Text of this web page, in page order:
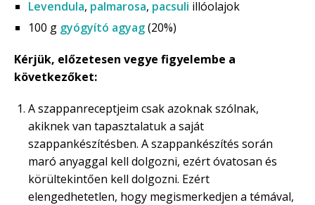
Levendula, palmarosa, pacsuli illóolajok
100 g gyógyító agyag(20%)
Kérjük, előzetesen vegye figyelembe a
következőket:
A szappanreceptjeim csak azoknak szólnak,
akiknek van tapasztalatuk a saját
szappankészítésben. A szappankészítés során
maró anyaggal kell dolgozni, ezért óvatosan és
körültekintően kell dolgozni. Ezért
elengedhetetlen, hogy megismerkedjen a témával,